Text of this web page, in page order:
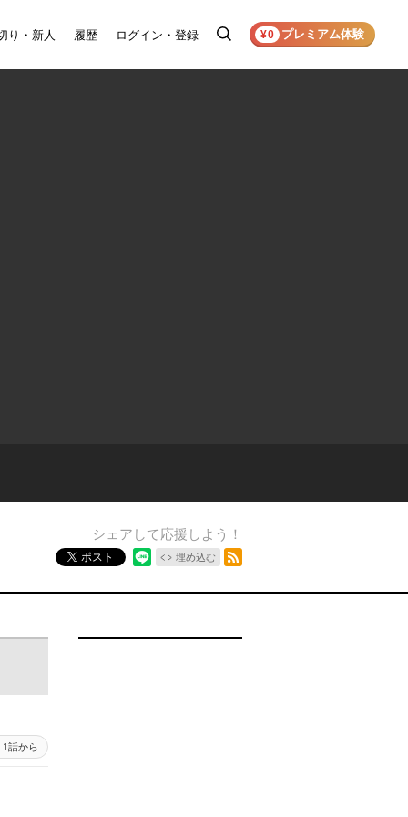
り・新人 履歴 ログイン・登録
検
¥0 プレミアム体験
シェアして応援しよう！
ポスト 埋め込む
1話から